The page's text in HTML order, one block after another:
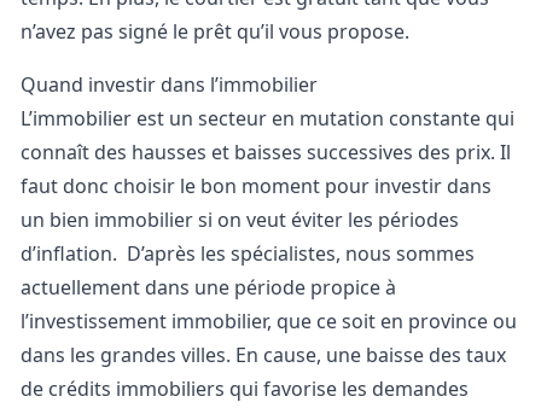
n’avez pas signé le prêt qu’il vous propose.
Quand investir dans l’immobilier
L’immobilier est un secteur en mutation constante qui
connaît des hausses et baisses successives des prix. Il
faut donc choisir le bon moment pour investir dans
un bien immobilier si on veut éviter les périodes
d’inflation. D’après les spécialistes, nous sommes
actuellement dans une période propice à
l’investissement immobilier, que ce soit en province ou
dans les grandes villes. En cause, une baisse des taux
de crédits immobiliers qui favorise les demandes